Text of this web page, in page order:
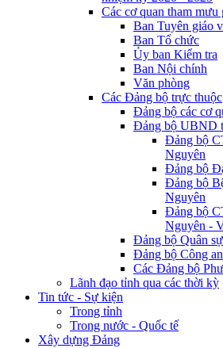
Các cơ quan tham
Ban Tuyên giáo
Ban Tổ chức
Ủy ban Kiểm tra
Ban Nội chính
Văn phòng
Các Đảng bộ trực thuộc
Đảng bộ các cơ
Đảng bộ UBND
Đảng bộ
Nguyên
Đảng bộ
Đảng bộ
Nguyên
Đảng bộ
Nguyên -
Đảng bộ Quân
Đảng bộ Công
Các Đảng bộ
Lãnh đạo tỉnh qua các thời kỳ
Tin tức - Sự kiện
Trong tỉnh
Trong nước - Quốc tế
Xây dựng Đảng